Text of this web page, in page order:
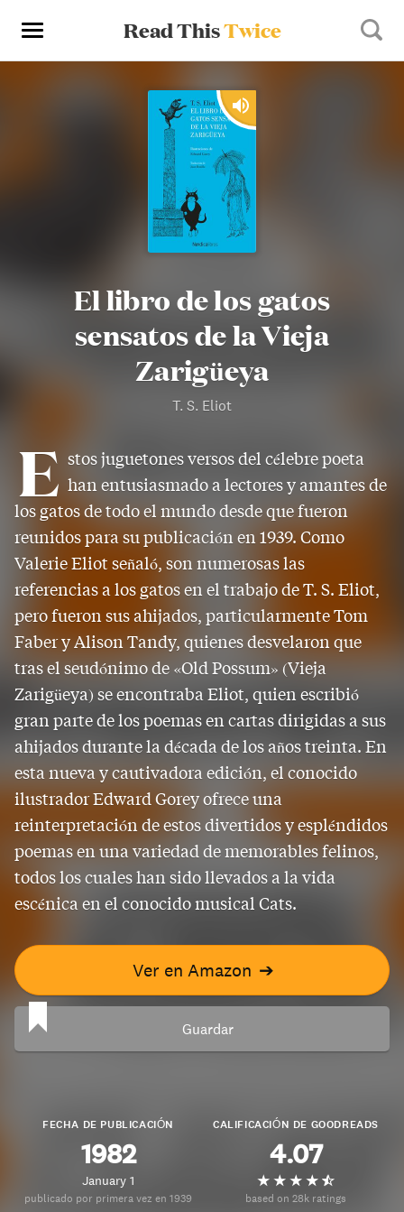
Read ThisTwice
El libro de los gatos
sensatos de la Vieja
Zarigüeya
T. S. Eliot
E stos juguetones versos del célebre poeta
han entusiasmado a lectores y amantes de
los gatos de todo el mundo desde que fueron
reunidos para su publicación en 1939. Como
Valerie Eliot señaló, son numerosas las
referencias a los gatos en el trabajo de T. S. Eliot,
pero fueron sus ahijados, particularmente Tom
Faber y Alison Tandy, quienes desvelaron que
tras el seudónimo de «Old Possum» (Vieja
Zarigüeya) se encontraba Eliot, quien escribió
gran parte de los poemas en cartas dirigidas a sus
ahijados durante la década de los años treinta. En
esta nueva y cautivadora edición, el conocido
ilustrador Edward Gorey ofrece una
reinterpretación de estos divertidos y espléndidos
poemas en una variedad de memorables felinos,
todos los cuales han sido llevados a la vida
escénica en el conocido musical Cats.
Ver en Amazon ➔
Guardar
FECHA DE PUBLICACIÓN
1982
January 1
publicado por primera vez en 1939
CALIFICACIÓN DE GOODREADS
4.07
based on 28k ratings